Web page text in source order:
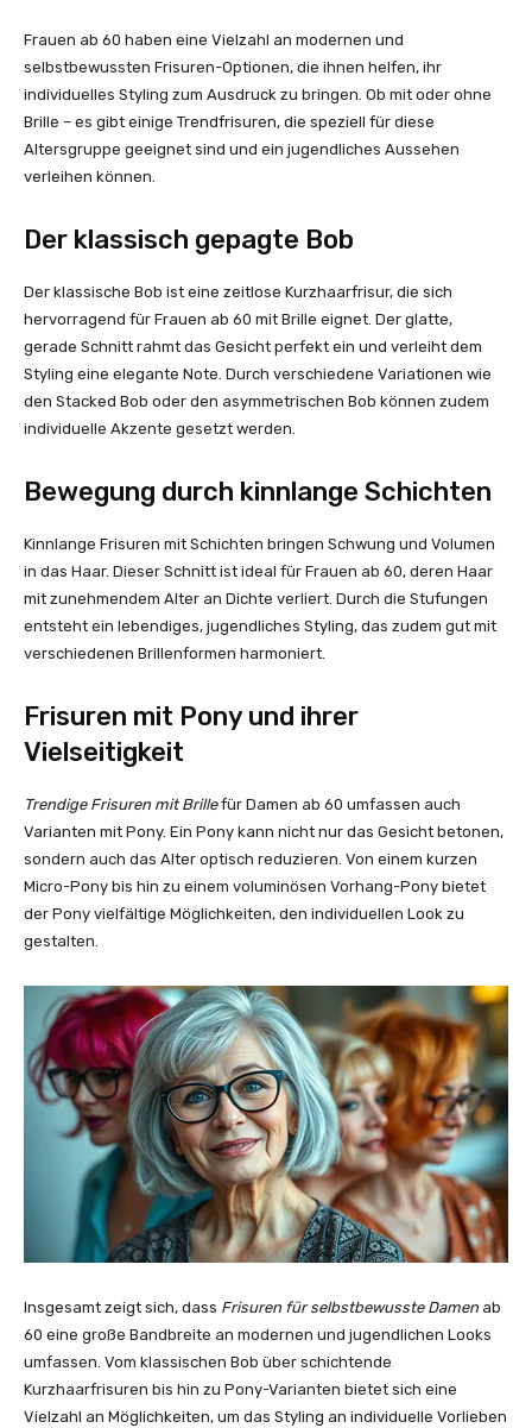
Frauen ab 60 haben eine Vielzahl an modernen und
selbstbewussten Frisuren-Optionen, die ihnen helfen, ihr
individuelles Styling zum Ausdruck zu bringen. Ob mit oder ohne
Brille – es gibt einige Trendfrisuren, die speziell für diese
Altersgruppe geeignet sind und ein jugendliches Aussehen
verleihen können.
Der klassisch gepagte Bob
Der klassische Bob ist eine zeitlose Kurzhaarfrisur, die sich
hervorragend für Frauen ab 60 mit Brille eignet. Der glatte,
gerade Schnitt rahmt das Gesicht perfekt ein und verleiht dem
Styling eine elegante Note. Durch verschiedene Variationen wie
den Stacked Bob oder den asymmetrischen Bob können zudem
individuelle Akzente gesetzt werden.
Bewegung durch kinnlange Schichten
Kinnlange Frisuren mit Schichten bringen Schwung und Volumen
in das Haar. Dieser Schnitt ist ideal für Frauen ab 60, deren Haar
mit zunehmendem Alter an Dichte verliert. Durch die Stufungen
entsteht ein lebendiges, jugendliches Styling, das zudem gut mit
verschiedenen Brillenformen harmoniert.
Frisuren mit Pony und ihrer
Vielseitigkeit
Trendige Frisuren mit Brillefür Damen ab 60 umfassen auch
Varianten mit Pony. Ein Pony kann nicht nur das Gesicht betonen,
sondern auch das Alter optisch reduzieren. Von einem kurzen
Micro-Pony bis hin zu einem voluminösen Vorhang-Pony bietet
der Pony vielfältige Möglichkeiten, den individuellen Look zu
gestalten.
Insgesamt zeigt sich, dass Frisuren für selbstbewusste Damen ab
60 eine große Bandbreite an modernen und jugendlichen Looks
umfassen. Vom klassischen Bob über schichtende
Kurzhaarfrisuren bis hin zu Pony-Varianten bietet sich eine
Vielzahl an Möglichkeiten, um das Styling an individuelle Vorlieben